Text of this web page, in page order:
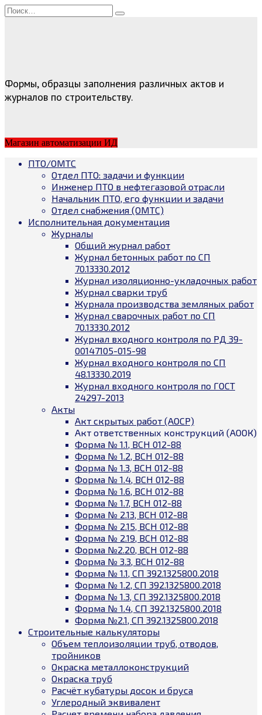
Перейти
к
Search
for:
Формы, образцы заполнения различных актов и
журналов по строительству.
Магазин автоматизации ИД
ПТО/ОМТС
Отдел ПТО: задачи и функции
Инженер ПТО в нефтегазовой отрасли
Начальник ПТО, его функции и задачи
Отдел снабжения (ОМТС)
Исполнительная документация
Журналы
Общий журнал работ
Журнал бетонных работ по СП
70.13330.2012
Журнал изоляционно-укладочных работ
Журнал сварки труб
Журнала производства земляных работ
Журнал сварочных работ по СП
70.13330.2012
Журнал входного контроля по РД 39-
00147105-015-98
Журнал входного контроля по СП
48.13330.2019
Журнал входного контроля по ГОСТ
24297-2013
Акты
Акт скрытых работ (АОСР)
Акт ответственных конструкций (АООК)
Форма № 1.1, ВСН 012-88
Форма № 1.2, ВСН 012-88
Форма № 1.3, ВСН 012-88
Форма № 1.4, ВСН 012-88
Форма № 1.6, ВСН 012-88
Форма № 1.7, ВСН 012-88
Форма № 2.13, ВСН 012-88
Форма № 2.15, ВСН 012-88
Форма № 2.19, ВСН 012-88
Форма №2.20, ВСН 012-88
Форма № 3.3, ВСН 012-88
Форма № 1.1, СП 392.1325800.2018
Форма № 1.2, СП 392.1325800.2018
Форма № 1.3, СП 392.1325800.2018
Форма № 1.4, СП 392.1325800.2018
Форма №2.1, СП 392.1325800.2018
Строительные калькуляторы
Объем теплоизоляции труб, отводов,
тройников
Окраска металлоконструкций
Окраска труб
Расчёт кубатуры досок и бруса
Углеродный эквивалент